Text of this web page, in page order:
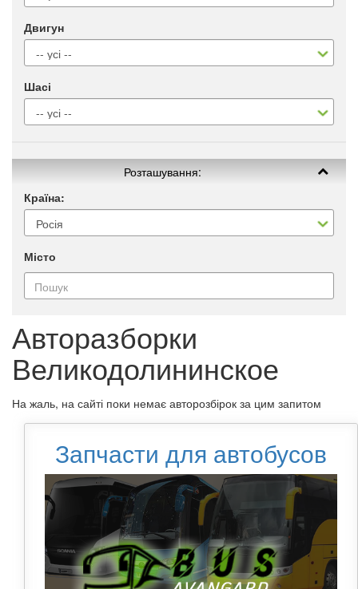
Двигун
Шасі
Розташування:
Країна:
Місто
Авторазборки
Великодолининское
На жаль, на сайті поки немає авторозбірок за цим запитом
Запчасти для автобусов